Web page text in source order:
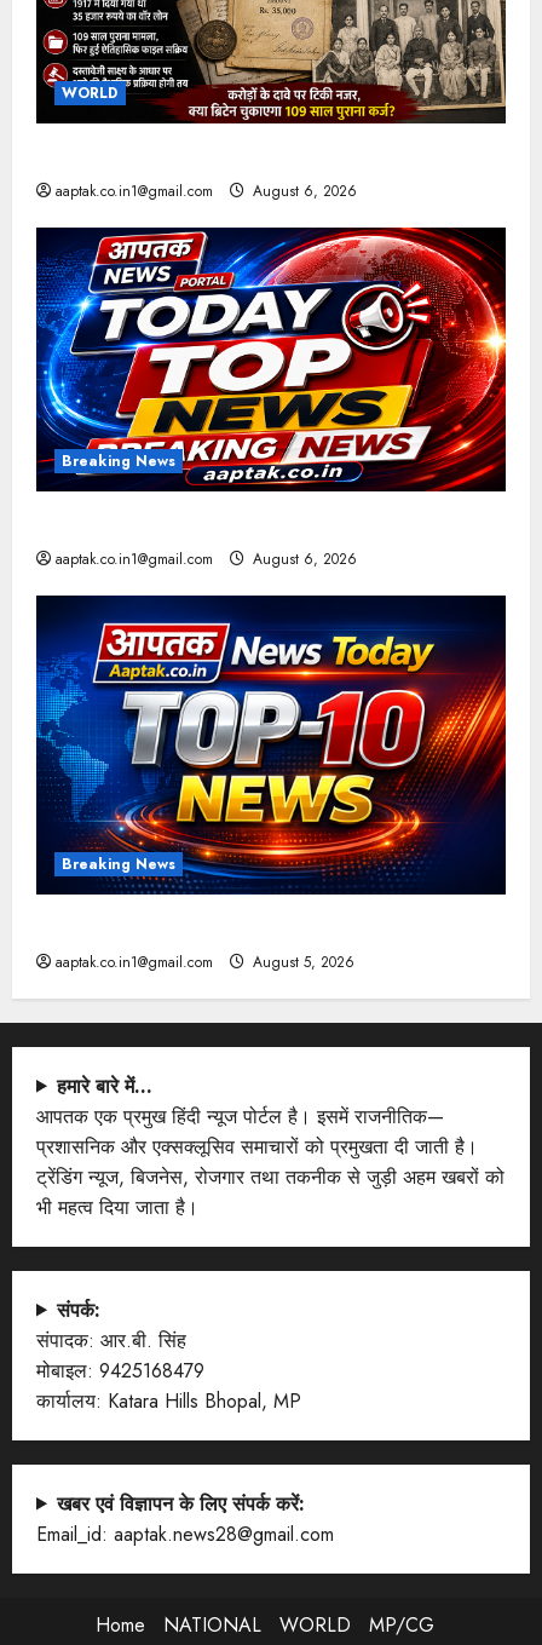
WORLD
aaptak.co.in1@gmail.com August 6, 2026
Breaking News
aaptak.co.in1@gmail.com August 6, 2026
Breaking News
aaptak.co.in1@gmail.com August 5, 2026
हमारे बारे में…
आपतक एक प्रमुख हिंदी न्यूज पोर्टल है। इसमें राजनीतिक—
प्रशासनिक और एक्सक्लूसिव समाचारों को प्रमुखता दी जाती है।
ट्रेंडिंग न्यूज, बिजनेस, रोजगार तथा तकनीक से जुड़ी अहम खबरों को
भी महत्व दिया जाता है।
संपर्क:
संपादक: आर.बी. सिंह
मोबाइल: 9425168479
कार्यालय: Katara Hills Bhopal, MP
खबर एवं विज्ञापन के लिए संपर्क करें:
Email_id: aaptak.news28@gmail.com
Home NATIONAL WORLD
MP/CG